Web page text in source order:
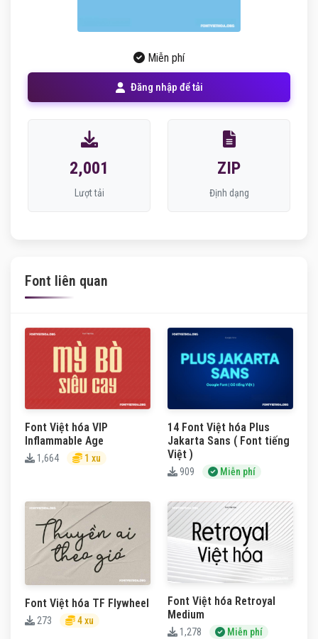
Miễn phí
Đăng nhập để tải
2,001
Lượt tải
ZIP
Định dạng
Font liên quan
Font Việt hóa VIP
Inflammable Age
1,664 1 xu
14 Font Việt hóa Plus
Jakarta Sans ( Font tiếng
Việt )
909 Miễn phí
Font Việt hóa TF Flywheel
273 4 xu
Font Việt hóa Retroyal
Medium
1,278 Miễn phí